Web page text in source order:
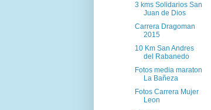
3 kms Solidarios San
Juan de Dios
Carrera Dragoman
2015
10 Km San Andres
del Rabanedo
Fotos media maraton
La Bañeza
Fotos Carrera Mujer
Leon